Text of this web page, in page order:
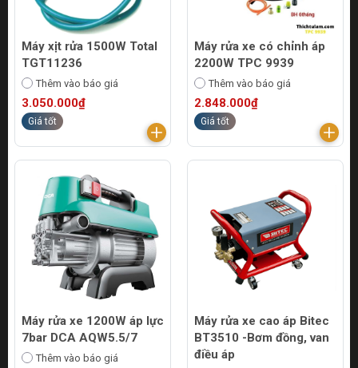
Máy xịt rửa 1500W Total
TGT11236
Thêm vào báo giá
3.050.000₫
Giá tốt
Máy rửa xe có chỉnh áp
2200W TPC 9939
Thêm vào báo giá
2.848.000₫
Giá tốt
Máy rửa xe 1200W áp lực
7bar DCA AQW5.5/7
Thêm vào báo giá
Máy rửa xe cao áp Bitec
BT3510 -Bơm đồng, van
điều áp